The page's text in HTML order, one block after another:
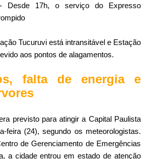
Desde 17h, o serviço do Expresso
Tucuruvi está intransitável e Estação
aos pontos de alagamentos.
falta de energia e
previsto para atingir a Capital Paulista
feira (24), segundo os meteorologistas.
de Gerenciamento de Emergências
a cidade entrou em estado de atenção